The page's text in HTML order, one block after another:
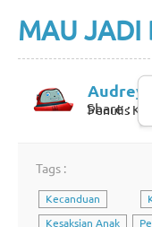
MAU JADI
Penulis
Share :
Tags :
Kecanduan
Kesaksian Anak